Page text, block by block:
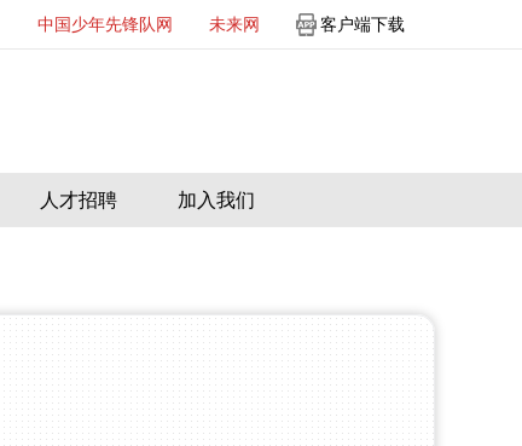
中国少年先锋队网 未来网 客户端下载
人才招聘 加入我们